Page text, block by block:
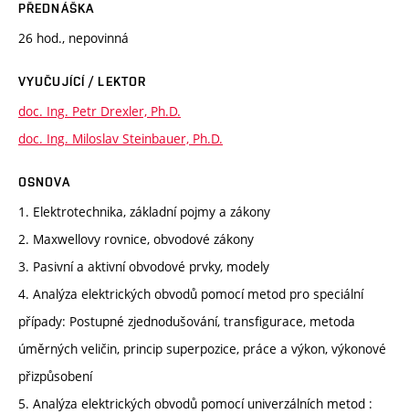
PŘEDNÁŠKA
26 hod., nepovinná
VYUČUJÍCÍ / LEKTOR
doc. Ing. Petr Drexler, Ph.D.
doc. Ing. Miloslav Steinbauer, Ph.D.
OSNOVA
1. Elektrotechnika, základní pojmy a zákony
2. Maxwellovy rovnice, obvodové zákony
3. Pasivní a aktivní obvodové prvky, modely
4. Analýza elektrických obvodů pomocí metod pro speciální
případy: Postupné zjednodušování, transfigurace, metoda
úměrných veličin, princip superpozice, práce a výkon, výkonové
přizpůsobení
5. Analýza elektrických obvodů pomocí univerzálních metod :